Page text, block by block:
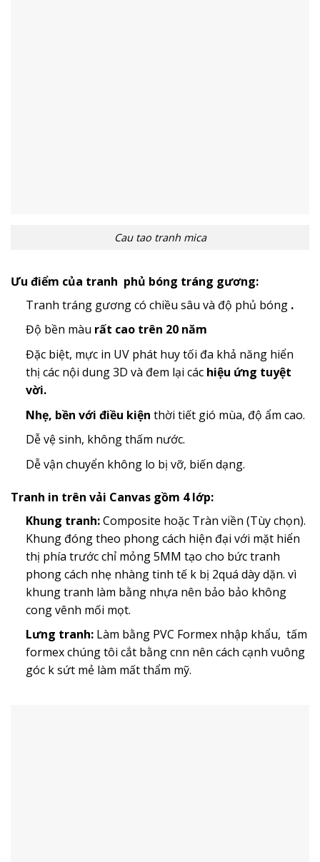
Cau tao tranh mica
Ưu điểm của tranh phủ bóng tráng gương:
Tranh tráng gương có chiều sâu và độ phủ bóng .
Độ bền màu rất cao trên 20 năm
Đặc biệt, mực in UV phát huy tối đa khả năng hiển
thị các nội dung 3D và đem lại các hiệu ứng tuyệt
vời.
Nhẹ, bền với điều kiện thời tiết gió mùa, độ ẩm cao.
Dễ vệ sinh, không thấm nước.
Dễ vận chuyển không lo bị vỡ, biến dạng.
Tranh in trên vải Canvas gồm 4 lớp:
Khung tranh:Composite hoặc Tràn viền (Tùy chọn).
Khung đóng theo phong cách hiện đại với mặt hiển
thị phía trước chỉ mỏng 5MM tạo cho bức tranh
phong cách nhẹ nhàng tinh tế k bị 2quá dày dặn. vì
khung tranh làm bằng nhựa nên bảo bảo không
cong vênh mối mọt.
Lưng tranh:Làm bằng PVC Formex nhập khẩu, tấm
formex chúng tôi cắt bằng cnn nên cách cạnh vuông
góc k sứt mẻ làm mất thẩm mỹ.